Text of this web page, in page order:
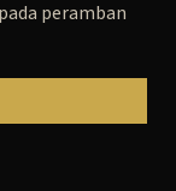
peramban